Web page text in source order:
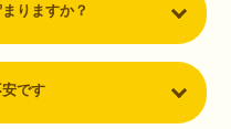
りますか？
です